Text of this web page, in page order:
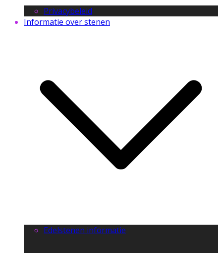
Privacybeleid
Informatie over stenen
Edelstenen informatie